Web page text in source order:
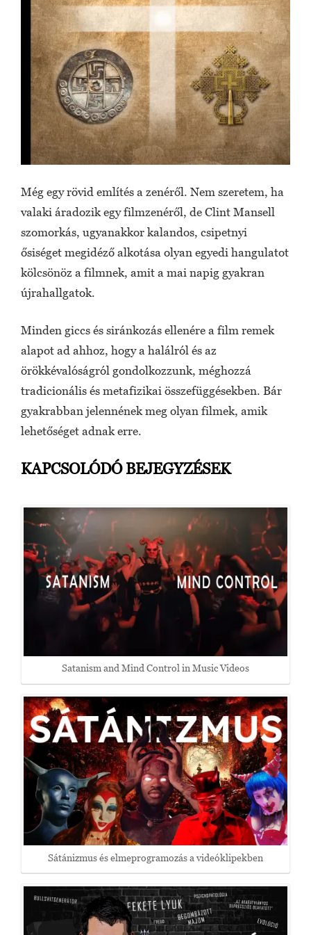
Még egy rövid említés a zenéről. Nem szeretem, ha
valaki áradozik egy filmzenéről, de Clint Mansell
szomorkás, ugyanakkor kalandos, csipetnyi
ősiséget megidéző alkotása olyan egyedi hangulatot
kölcsönöz a filmnek, amit a mai napig gyakran
újrahallgatok.
Minden giccs és siránkozás ellenére a film remek
alapot ad ahhoz, hogy a halálról és az
örökkévalóságról gondolkozzunk, méghozzá
tradicionális és metafizikai összefüggésekben. Bár
gyakrabban jelennének meg olyan filmek, amik
lehetőséget adnak erre.
KAPCSOLÓDÓ BEJEGYZÉSEK
Satanism and Mind Control in Music Videos
Sátánizmus és elmeprogramozás a videóklipekben